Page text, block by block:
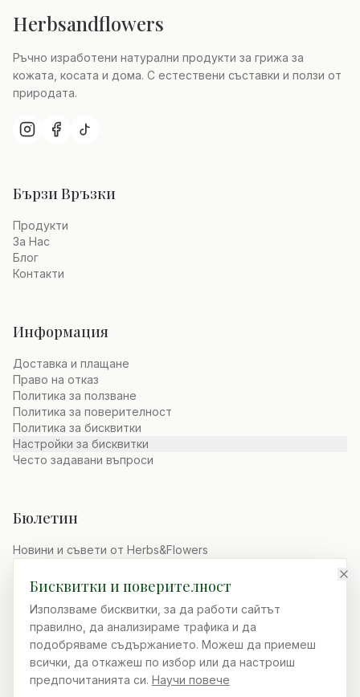
Herbsandflowers
Ръчно изработени натурални продукти за грижа за
кожата, косата и дома. С естествени съставки и ползи от
природата.
Бързи Връзки
Продукти
За Нас
Блог
Контакти
Информация
Доставка и плащане
Право на отказ
Политика за ползване
Политика за поверителност
Политика за бисквитки
Настройки за бисквитки
Често задавани въпроси
Бюлетин
Новини и съвети от Herbs&Flowers
hello@herbsandflowers.eu
+359884802020
Приселци 9131, България
Бисквитки и поверителност
Използваме бисквитки, за да работи сайтът
правилно, да анализираме трафика и да
подобряваме съдържанието. Можеш да приемеш
всички, да откажеш по избор или да настроиш
предпочитанията си. Научи повече